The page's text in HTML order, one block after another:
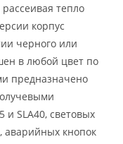
тепло
корпус
черного или
в любой цвет по
предназначено
и SLA40, световых
аварийных кнопок